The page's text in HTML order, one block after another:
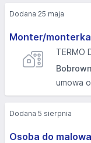
Monter/
TERMO
umowa
Dodana 25 maja
Osoba do
Dodana 5 sierpnia